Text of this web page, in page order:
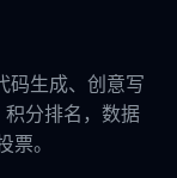
码生成、创意写
分排名，数据
。